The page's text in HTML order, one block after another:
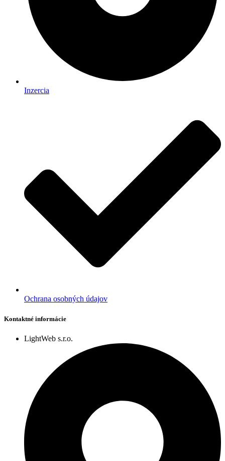
Inzercia
Ochrana osobných údajov
Kontaktné informácie
LightWeb s.r.o.